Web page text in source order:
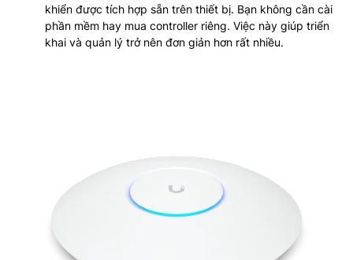
khiển được tích hợp sẵn trên thiết bị. Bạn không cần cài
phần mềm hay mua controller riêng. Việc này giúp triển
khai và quản lý trở nên đơn giản hơn rất nhiều.